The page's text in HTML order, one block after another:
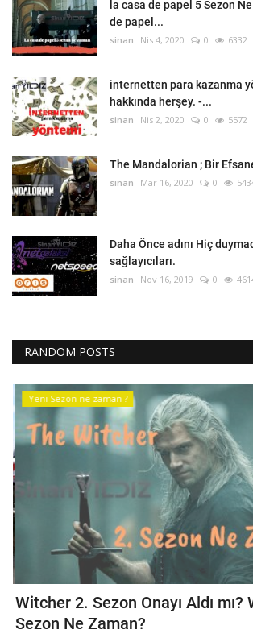
la casa de papel 5 Sezon
de papel...
sinan Nis 4, 2020 0 6332
internetten para kazanma
hakkında herşey. -...
sinan Nis 2, 2020 0 5572
The Mandalorian ; Bir
sinan Mar 16, 2020 0
Daha Önce adını Hiç
sağlayıcıları.
sinan Nov 16, 2019 0
RANDOM POSTS
Yeni Sezon ne zaman ?
Witcher 2. Sezon Onayı Aldı mı?
Sezon Ne Zaman?